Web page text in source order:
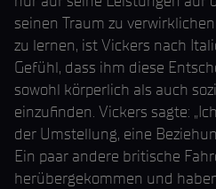
seinen Traum zu
zu lernen, ist Vickers nach
Gefühl, dass ihm diese
sowohl körperlich als auch
einzufinden. Vickers sagte:
der Umstellung, eine
Ein paar andere britische
herübergekommen und